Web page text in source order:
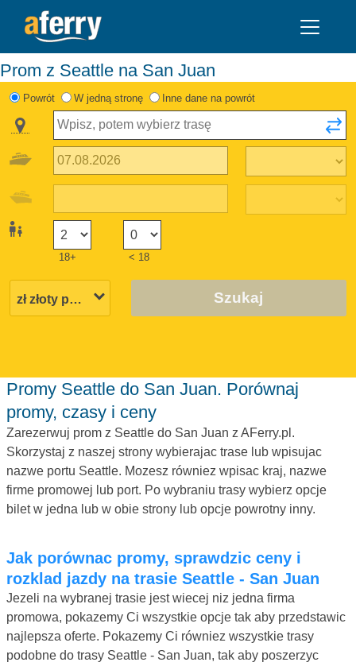
Prom z Seattle na San Juan
Powrót W jedną stronę Inne dane na powrót
18+ < 18
Szukaj
Promy Seattle do San Juan. Porównaj
promy, czasy i ceny
Zarezerwuj prom z Seattle do San Juan z AFerry.pl.
Skorzystaj z naszej strony wybierajac trase lub wpisujac
nazwe portu Seattle. Mozesz równiez wpisac kraj, nazwe
firme promowej lub port. Po wybraniu trasy wybierz opcje
bilet w jedna lub w obie strony lub opcje powrotny inny.
Jak porównac promy, sprawdzic ceny i
rozklad jazdy na trasie Seattle - San Juan
Jezeli na wybranej trasie jest wiecej niz jedna firma
promowa, pokazemy Ci wszystkie opcje tak aby przedstawic
najlepsza oferte. Pokazemy Ci równiez wszystkie trasy
podobne do trasy Seattle - San Juan, tak aby poszerzyc